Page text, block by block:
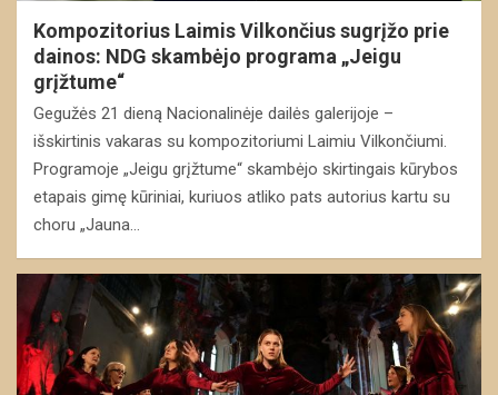
Kompozitorius Laimis Vilkončius sugrįžo prie
dainos: NDG skambėjo programa „Jeigu
grįžtume“
Gegužės 21 dieną Nacionalinėje dailės galerijoje –
išskirtinis vakaras su kompozitoriumi Laimiu Vilkončiumi.
Programoje „Jeigu grįžtume“ skambėjo skirtingais kūrybos
etapais gimę kūriniai, kuriuos atliko pats autorius kartu su
choru „Jauna…